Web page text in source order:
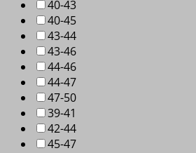
40-43
40-45
43-44
43-46
44-46
44-47
47-50
39-41
42-44
45-47